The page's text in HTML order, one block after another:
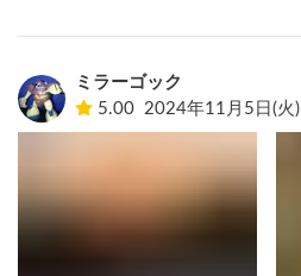
ミラーゴック
5.00 2024年11月5日(火)